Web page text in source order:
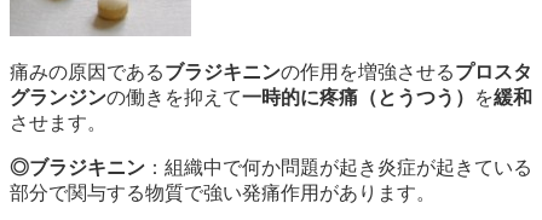
痛みの原因であるブラジキニンの作用を増強させるプロスタ
グランジンの働きを抑えて一時的に疼痛（とうつう） を緩和
させます。
◎ブラジキニン ：組織中で何か問題が起き炎症が起きている
部分で関与する物質で強い発痛作用があります。